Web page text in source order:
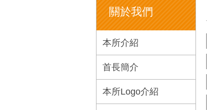
關於我們
本所介紹
首長簡介
本所Logo介紹